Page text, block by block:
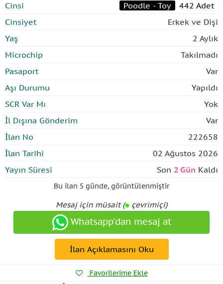
Cinsi
Poodle - Toy
442 Adet
Cinsiyet
Erkek ve Dişi
Yaş
2 Aylık
Microchip
Takılmadı
Pasaport
Var
Aşı Durumu
Yapıldı
SCR Var Mı
Yok
İl Dışına Gönderim
Var
İlan No
222658
İlan Tarihi
02 Ağustos 2026
Yayın Süresi
Son 2 Gün Kaldı
Bu ilan 5 günde, görüntülenmiştir
Mesaj için müsait ( çevrimiçi)
Whatsapp'dan mesaj at
İlan Açıklamasını Oku
Favorilerime Ekle